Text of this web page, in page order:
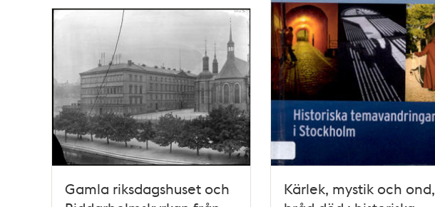
Gamla riksdagshuset och
Kärlek, mystik och ond,